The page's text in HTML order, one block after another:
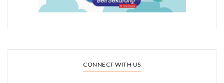
CONNECT WITH US